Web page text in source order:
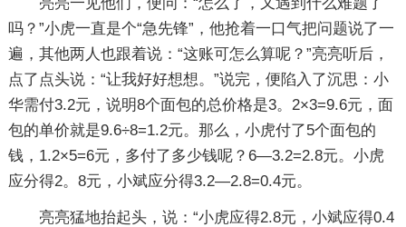
吗？”小虎一直是个“急先锋”，他抢着一口气把问题说了一
遍，其他两人也跟着说：“这账可怎么算呢？”亮亮听后，
点了点头说：“让我好好想想。”说完，便陷入了沉思：小
华需付3.2元，说明8个面包的总价格是3。2×3=9.6元，面
包的单价就是9.6÷8=1.2元。那么，小虎付了5个面包的
钱，1.2×5=6元，多付了多少钱呢？6—3.2=2.8元。小虎
应分得2。8元，小斌应分得3.2—2.8=0.4元。
亮亮猛地抬起头，说：“小虎应得2.8元，小斌应得0.4